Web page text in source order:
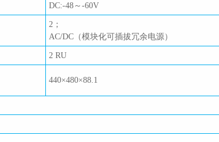
DC:-48～-60V
2；
AC/DC（模块化可插拔冗余电源）
2 RU
440×480×88.1